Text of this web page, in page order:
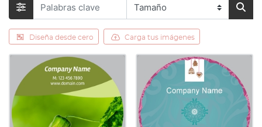
Diseña desde cero Carga tus imágenes